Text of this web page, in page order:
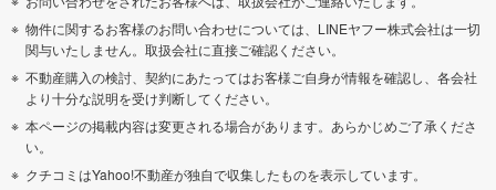
物件に関するお客様のお問い合わせについては、LINEヤフー株式会社は一切
関与いたしません。取扱会社に直接ご確認ください。
不動産購入の検討、契約にあたってはお客様ご自身が情報を確認し、各会社
より十分な説明を受け判断してください。
本ページの掲載内容は変更される場合があります。あらかじめご了承くださ
い。
クチコミはYahoo!不動産が独自で収集したものを表示しています。